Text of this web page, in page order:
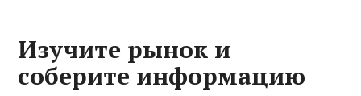
Изучите рынок и
соберите информацию